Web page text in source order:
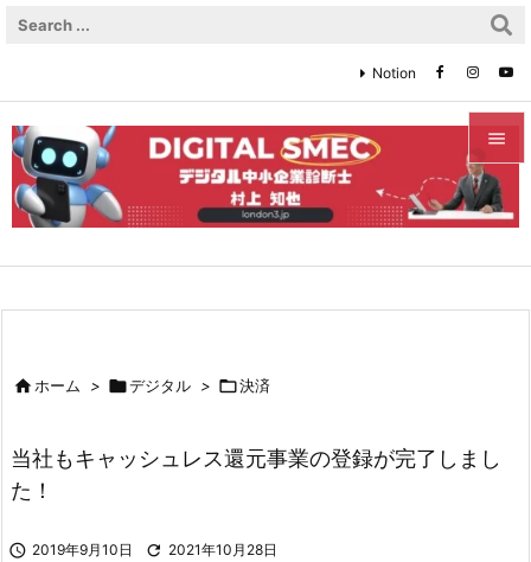


メニュ

検索
Notion
ホーム > デジタル > 決済
当社もキャッシュレス還元事業の登録が完了しまし
た！
 2019年9月10日  2021年10月28日